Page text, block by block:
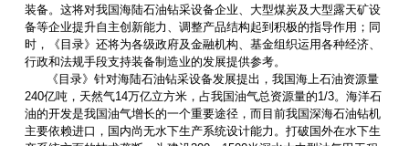
装备。这将对我国海陆石油钻采设备企业、大型煤炭及大型露天矿设
备等企业提升自主创新能力、调整产品结构起到积极的指导作用；同
时，《目录》还将为各级政府及金融机构、基金组织运用各种经济、
行政和法规手段支持装备制造业的发展提供参考。
《目录》针对海陆石油钻采设备发展提出，我国海上石油资源量
240亿吨，天然气14万亿立方米，占我国油气总资源量的1/3。海洋石
油的开发是我国油气增长的一个重要途径，而目前我国深海石油钻机
主要依赖进口，国内尚无水下生产系统设计能力。打破国外在水下生